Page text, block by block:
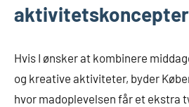
aktivitetskoncepter
Hvis I ønsker at kombinere
og kreative aktiviteter, byder
hvor madoplevelsen får et ekstra